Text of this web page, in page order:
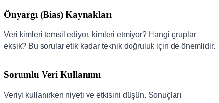
Önyargı (Bias) Kaynakları
Veri kimleri temsil ediyor, kimleri etmiyor? Hangi gruplar
eksik? Bu sorular etik kadar teknik doğruluk için de önemlidir.
Sorumlu Veri Kullanımı
Veriyi kullanırken niyeti ve etkisini düşün. Sonuçları